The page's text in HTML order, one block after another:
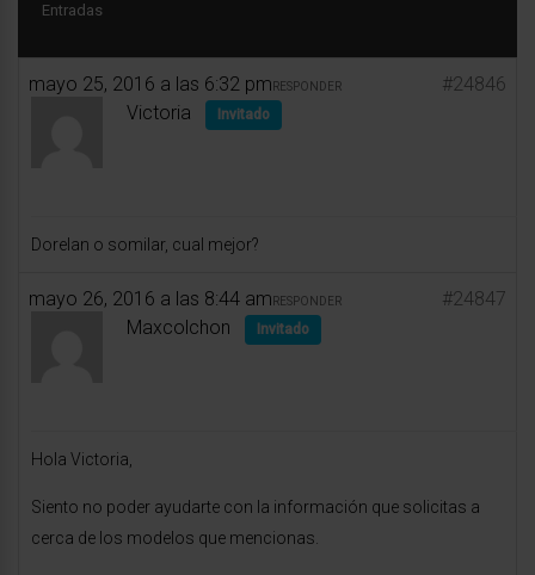
Entradas
mayo 25, 2016 a las 6:32 pm #24846
RESPONDER
Victoria Invitado
Dorelan o somilar, cual mejor?
mayo 26, 2016 a las 8:44 am #24847
RESPONDER
Maxcolchon Invitado
Hola Victoria,
Siento no poder ayudarte con la información que solicitas a
cerca de los modelos que mencionas.